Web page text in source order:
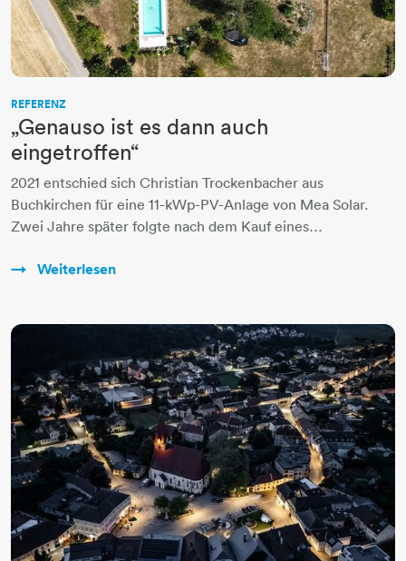
REFERENZ
„Genauso ist es dann auch
eingetroffen“
2021 entschied sich Christian Trockenbacher aus
Buchkirchen für eine 11-kWp-PV-Anlage von Mea Solar.
Zwei Jahre später folgte nach dem Kauf eines…
Weiterlesen